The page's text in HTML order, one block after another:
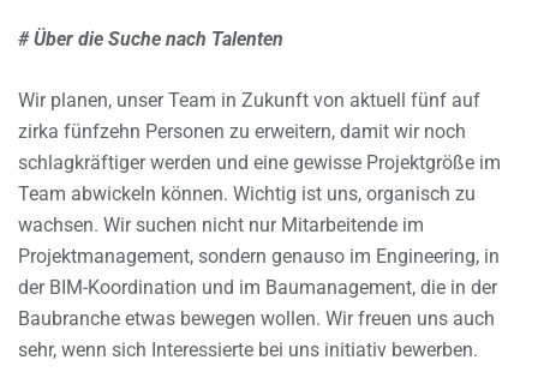
# Über die Suche nach Talenten
Wir planen, unser Team in Zukunft von aktuell fünf auf
zirka fünfzehn Personen zu erweitern, damit wir noch
schlagkräftiger werden und eine gewisse Projektgröße im
Team abwickeln können. Wichtig ist uns, organisch zu
wachsen. Wir suchen nicht nur Mitarbeitende im
Projektmanagement, sondern genauso im Engineering, in
der BIM-Koordination und im Baumanagement, die in der
Baubranche etwas bewegen wollen. Wir freuen uns auch
sehr, wenn sich Interessierte bei uns initiativ bewerben.